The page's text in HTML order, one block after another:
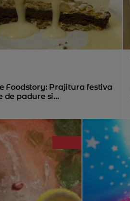
Foodstory: Prajitura festiva
de padure si...